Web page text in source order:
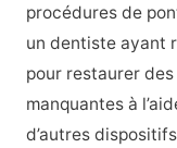
procédures de
un dentiste ayant
pour restaurer
manquantes à
d’autres